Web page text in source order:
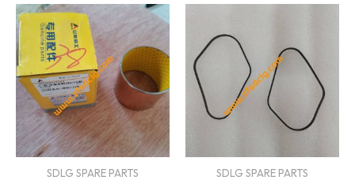
SDLG SPARE PARTS SDLG SPARE PARTS